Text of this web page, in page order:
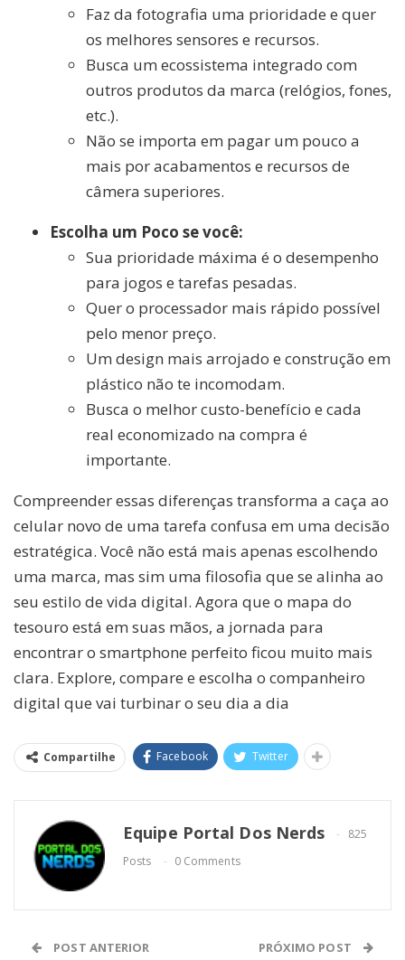
Faz da fotografia uma prioridade e quer
os melhores sensores e recursos.
Busca um ecossistema integrado com
outros produtos da marca (relógios, fones,
etc.).
Não se importa em pagar um pouco a
mais por acabamentos e recursos de
câmera superiores.
Escolha um Poco se você:
Sua prioridade máxima é o desempenho
para jogos e tarefas pesadas.
Quer o processador mais rápido possível
pelo menor preço.
Um design mais arrojado e construção em
plástico não te incomodam.
Busca o melhor custo-benefício e cada
real economizado na compra é
importante.
Compreender essas diferenças transforma a caça ao
celular novo de uma tarefa confusa em uma decisão
estratégica. Você não está mais apenas escolhendo
uma marca, mas sim uma filosofia que se alinha ao
seu estilo de vida digital. Agora que o mapa do
tesouro está em suas mãos, a jornada para
encontrar o smartphone perfeito ficou muito mais
clara. Explore, compare e escolha o companheiro
digital que vai turbinar o seu dia a dia
Compartilhe Facebook Twitter
Equipe Portal Dos Nerds
825
Posts
0 Comments
POST ANTERIOR PRÓXIMO POST